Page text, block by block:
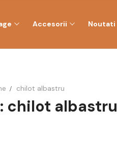
Accesorii Noutati
chilot albastru
chilot albastru